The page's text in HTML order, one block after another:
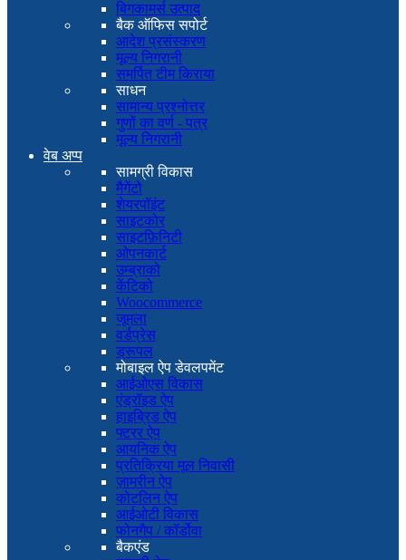
बिगकामर्स उत्पाद
बैक ऑफिस सपोर्ट
आदेश प्रसंस्करण
मूल्य निगरानी
समर्पित टीम किराया
साधन
सामान्य प्रश्नोत्तर
गुणों का वर्ण - पत्र
मूल्य निगरानी
वेब अप्प
सामग्री विकास
मैगेंटो
शेयरपॉइंट
साइटकोर
साइटफ़िनिटी
ओपनकार्ट
उम्ब्राको
केंटिको
Woocommerce
जूमला
वर्डप्रेस
ड्रूपल
मोबाइल ऐप डेवलपमेंट
आईओएस विकास
एंड्रॉइड ऐप
हाइब्रिड ऐप
फ्टरर ऐप
आयनिक ऐप
प्रतिक्रिया मूल निवासी
ज़ामरीन ऐप
कोटलिन ऐप
आईओटी विकास
फोनगैप / कॉर्डोवा
बैकएंड